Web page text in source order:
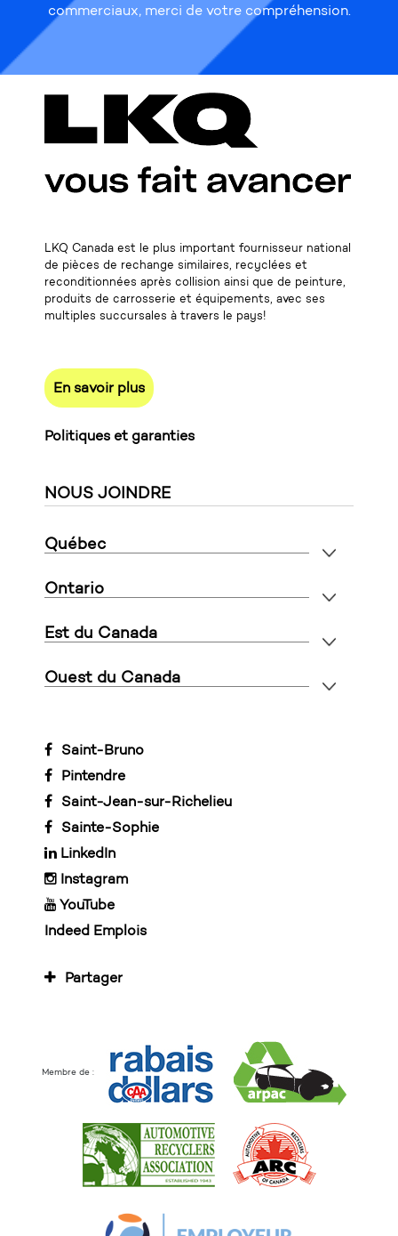
commerciaux, merci de votre compréhension.
LKQ Canada est le plus important fournisseur national
de pièces de rechange similaires, recyclées et
reconditionnées après collision ainsi que de peinture,
produits de carrosserie et équipements, avec ses
multiples succursales à travers le pays!
En savoir plus
Politiques et garanties
NOUS JOINDRE
Québec
Ontario
Est du Canada
Ouest du Canada
Saint-Bruno
Pintendre
Saint-Jean-sur-Richelieu
Sainte-Sophie
LinkedIn
Instagram
YouTube
Indeed Emplois
Partager
Membre de :